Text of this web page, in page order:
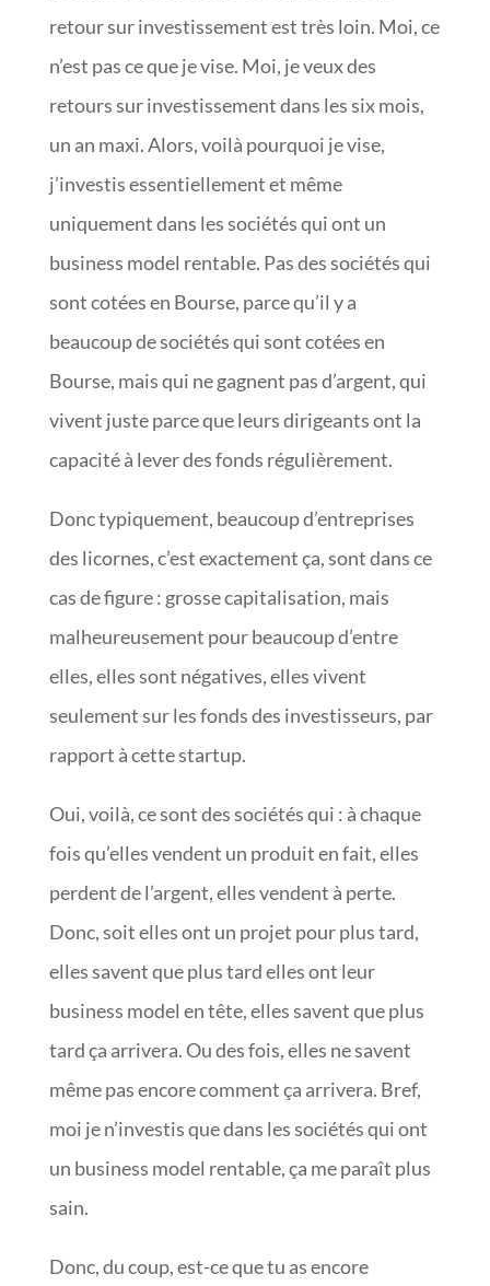
retour sur investissement est très loin. Moi, ce
n’est pas ce que je vise. Moi, je veux des
retours sur investissement dans les six mois,
un an maxi. Alors, voilà pourquoi je vise,
j’investis essentiellement et même
uniquement dans les sociétés qui ont un
business model rentable. Pas des sociétés qui
sont cotées en Bourse, parce qu’il y a
beaucoup de sociétés qui sont cotées en
Bourse, mais qui ne gagnent pas d’argent, qui
vivent juste parce que leurs dirigeants ont la
capacité à lever des fonds régulièrement.
Donc typiquement, beaucoup d’entreprises
des licornes, c’est exactement ça, sont dans ce
cas de figure : grosse capitalisation, mais
malheureusement pour beaucoup d’entre
elles, elles sont négatives, elles vivent
seulement sur les fonds des investisseurs, par
rapport à cette startup.
Oui, voilà, ce sont des sociétés qui : à chaque
fois qu’elles vendent un produit en fait, elles
perdent de l’argent, elles vendent à perte.
Donc, soit elles ont un projet pour plus tard,
elles savent que plus tard elles ont leur
business model en tête, elles savent que plus
tard ça arrivera. Ou des fois, elles ne savent
même pas encore comment ça arrivera. Bref,
moi je n’investis que dans les sociétés qui ont
un business model rentable, ça me paraît plus
sain.
Donc, du coup, est-ce que tu as encore